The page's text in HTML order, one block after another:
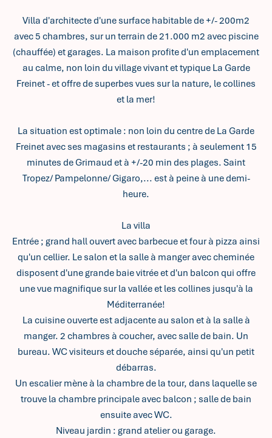
Villa d'architecte d'une surface habitable de +/- 200m2
avec 5 chambres, sur un terrain de 21.000 m2 avec piscine
(chauffée) et garages. La maison profite d'un emplacement
au calme, non loin du village vivant et typique La Garde
Freinet - et offre de superbes vues sur la nature, le collines
et la mer!
La situation est optimale : non loin du centre de La Garde
Freinet avec ses magasins et restaurants ; à seulement 15
minutes de Grimaud et à +/-20 min des plages. Saint
Tropez/ Pampelonne/ Gigaro,... est à peine à une demi-
heure.
La villa
Entrée ; grand hall ouvert avec barbecue et four à pizza ainsi
qu'un cellier. Le salon et la salle à manger avec cheminée
disposent d'une grande baie vitrée et d'un balcon qui offre
une vue magnifique sur la vallée et les collines jusqu'à la
Méditerranée!
La cuisine ouverte est adjacente au salon et à la salle à
manger. 2 chambres à coucher, avec salle de bain. Un
bureau. WC visiteurs et douche séparée, ainsi qu'un petit
débarras.
Un escalier mène à la chambre de la tour, dans laquelle se
trouve la chambre principale avec balcon ; salle de bain
ensuite avec WC.
Niveau jardin : grand atelier ou garage.